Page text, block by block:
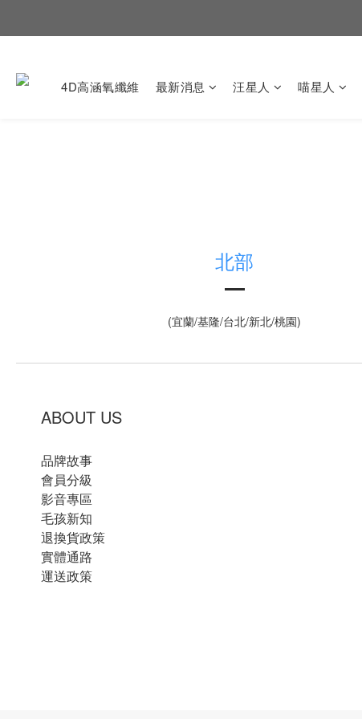
4D高涵氧纖維 最新消息 汪星人 喵星人
北部
(宜蘭/基隆/台北/新北/桃園)
ABOUT US
品牌故事
會員分級
影音專區
毛孩新知
退換貨政策
實體通路
運送政策